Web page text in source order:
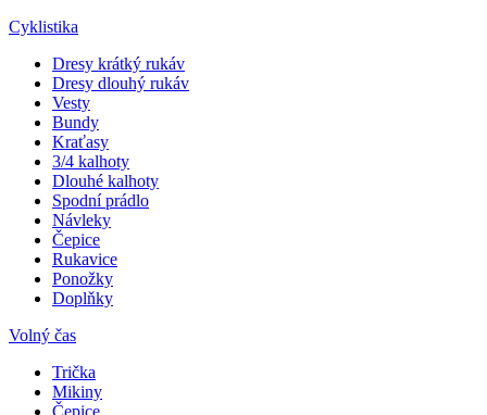
Cyklistika
Dresy krátký rukáv
Dresy dlouhý rukáv
Vesty
Bundy
Kraťasy
3/4 kalhoty
Dlouhé kalhoty
Spodní prádlo
Návleky
Čepice
Rukavice
Ponožky
Doplňky
Volný čas
Trička
Mikiny
Čepice